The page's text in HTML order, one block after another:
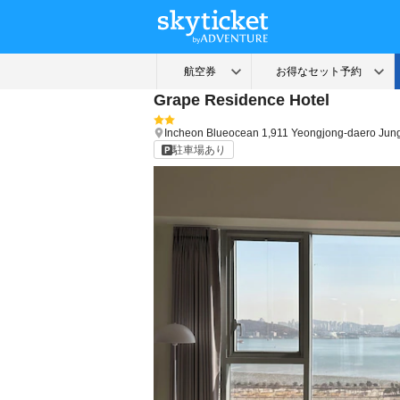
Grape Residence Hotel
Incheon Blueocean 1,911 Yeongjong-daero
駐車場あり